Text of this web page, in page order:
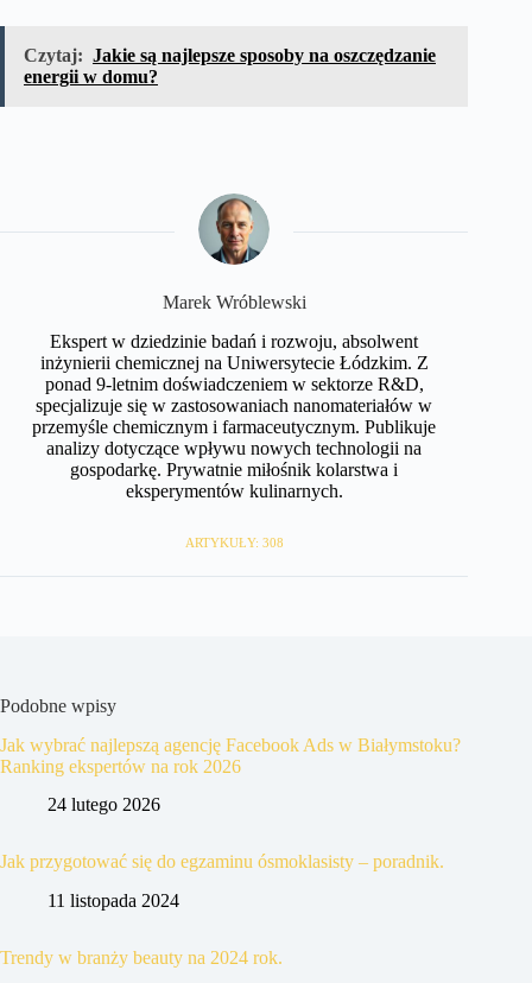
Czytaj: Jakie są najlepsze sposoby na oszczędzanie
energii w domu?
Marek Wróblewski
Ekspert w dziedzinie badań i rozwoju, absolwent
inżynierii chemicznej na Uniwersytecie Łódzkim. Z
ponad 9-letnim doświadczeniem w sektorze R&D,
specjalizuje się w zastosowaniach nanomateriałów w
przemyśle chemicznym i farmaceutycznym. Publikuje
analizy dotyczące wpływu nowych technologii na
gospodarkę. Prywatnie miłośnik kolarstwa i
eksperymentów kulinarnych.
ARTYKUŁY: 308
Podobne wpisy
Jak wybrać najlepszą agencję Facebook Ads w Białymstoku?
Ranking ekspertów na rok 2026
24 lutego 2026
Jak przygotować się do egzaminu ósmoklasisty – poradnik.
11 listopada 2024
Trendy w branży beauty na 2024 rok.